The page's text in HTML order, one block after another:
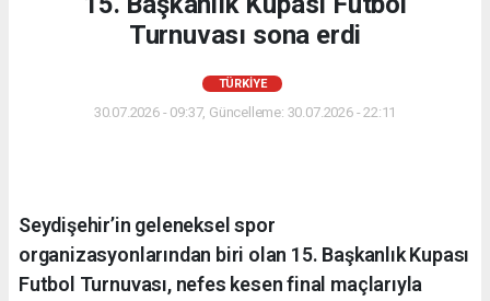
Turnuvası sona erdi
TÜRKIYE
30.07.2026 - 09:37, Güncelleme: 30.07.2026 - 22:11
Seydişehir’in geleneksel spor
organizasyonlarından biri olan 15. Başkanlık Kupası
Futbol Turnuvası, nefes kesen final maçlarıyla